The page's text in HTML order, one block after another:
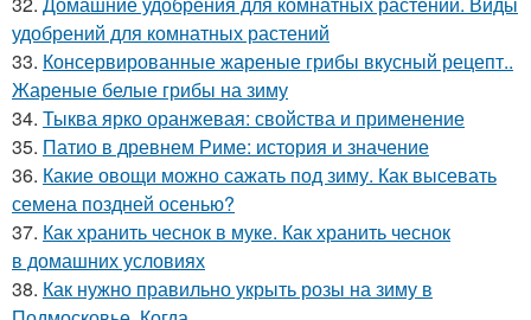
удобрений для комнатных растений
33. Консервированные жареные грибы вкусный рецепт..
Жареные белые грибы на зиму
34. Тыква ярко оранжевая: свойства и применение
35. Патио в древнем Риме: история и значение
36. Какие овощи можно сажать под зиму. Как высевать
семена поздней осенью?
37. Как хранить чеснок в муке. Как хранить чеснок
в домашних условиях
38. Как нужно правильно укрыть розы на зиму в